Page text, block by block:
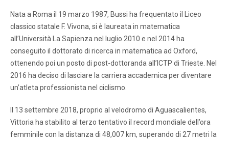
Nata a Roma il 19 marzo 1987, Bussi ha frequentato il Liceo
classico statale F. Vivona, si è laureata in matematica
all’Università La Sapienza nel luglio 2010 e nel 2014 ha
conseguito il dottorato di ricerca in matematica ad Oxford,
ottenendo poi un posto di post-dottoranda all’ICTP di Trieste. Nel
2016 ha deciso di lasciare la carriera accademica per diventare
un’atleta professionista nel ciclismo.
Il 13 settembre 2018, proprio al velodromo di Aguascalientes,
Vittoria ha stabilito al terzo tentativo il record mondiale dell’ora
femminile con la distanza di 48,007 km, superando di 27 metri la